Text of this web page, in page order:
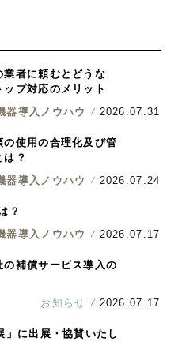
者に頼むとどうな
プ対応のメリット
器導入ノウハウ
2026.07.31
使用の合理化及び管
？
器導入ノウハウ
2026.07.24
？
器導入ノウハウ
2026.07.17
補償サービス導入の
お知らせ
2026.07.17
」に出展・協賛いたし